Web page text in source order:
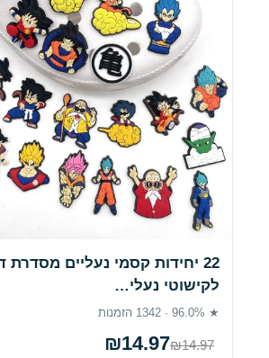
22 יחידות קסמי נעליים מסדרת
לקישוטי נעלי…
★ 96.0% · 1342 הזמנות
₪14.97₪14.97